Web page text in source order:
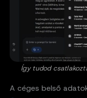
Így tudod
A céges belső